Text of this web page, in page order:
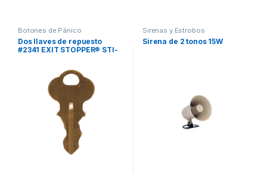
Botones de Pánico
Dos llaves de repuesto
#2341 EXIT STOPPER® STI-
Sirenas y Estrobos
Sirena de 2 tonos 15W